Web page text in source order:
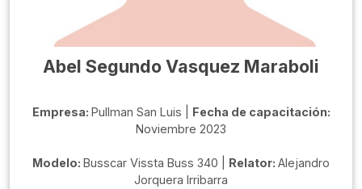
Abel Segundo Vasquez Maraboli
Empresa: Pullman San Luis |
Fecha de capacitación:
Noviembre 2023
Modelo: Busscar Vissta Buss 340 | Relator: Alejandro
Jorquera Irribarra